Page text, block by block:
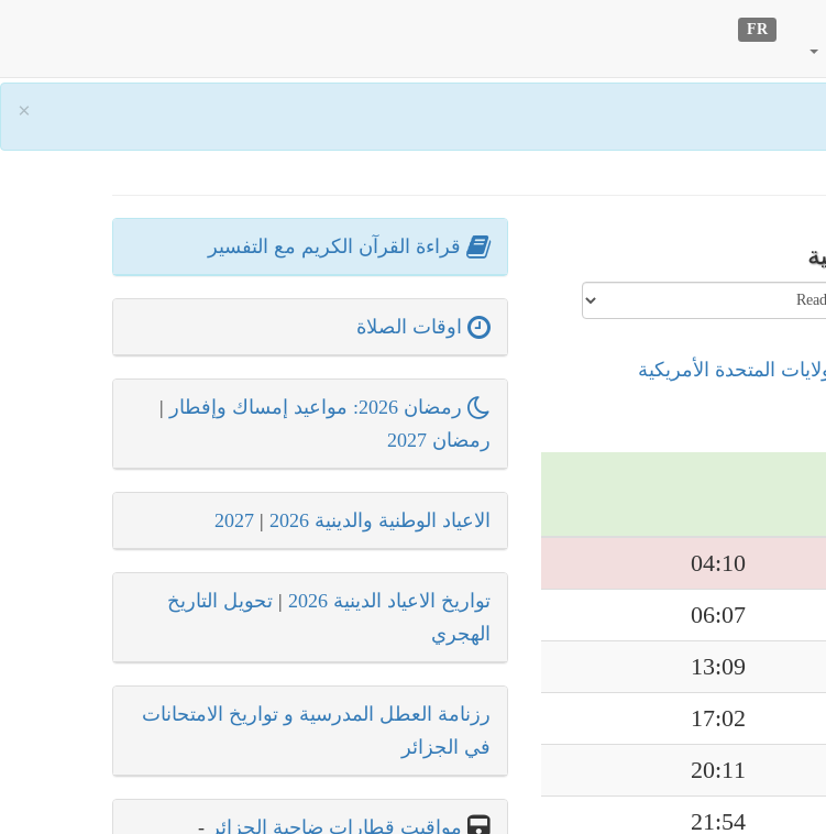
×
FR
04:10
06:07
13:09
17:02
20:11
21:54
قراءة القرآن الكريم مع التفسير
اوقات الصلاة
رمضان 2026: مواعيد إمساك وإفطار
|
رمضان 2027
الاعياد الوطنية والدينية 2026 |
2027
تواريخ الاعياد الدينية 2026 | تحويل التاريخ
الهجري
رزنامة العطل المدرسية و تواريخ الامتحانات
في الجزائر
مواقيت قطارات ضاحية الجزائر -